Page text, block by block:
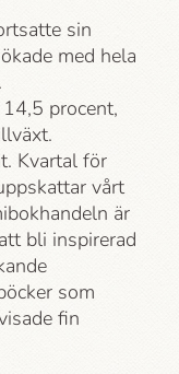
sin
med hela
procent,
Kvartal för
vårt
är
bli inspirerad
som
fin